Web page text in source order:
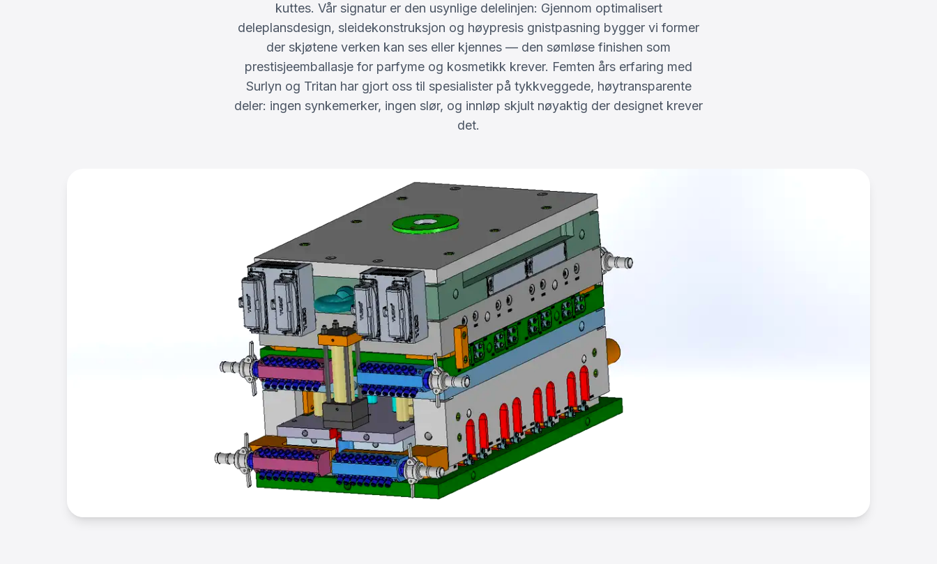
kuttes. Vår signatur er den usynlige delelinjen: Gjennom optimalisert
deleplansdesign, sleidekonstruksjon og høypresis gnistpasning bygger vi former
der skjøtene verken kan ses eller kjennes — den sømløse finishen som
prestisjeemballasje for parfyme og kosmetikk krever. Femten års erfaring med
Surlyn og Tritan har gjort oss til spesialister på tykkveggede, høytransparente
deler: ingen synkemerker, ingen slør, og innløp skjult nøyaktig der designet krever
det.